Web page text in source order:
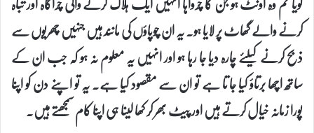
کرنے والے گھاٹ پر لایا ہو۔ یہ ان چوپاؤں کی مانند ہیں جنہیں چھریوں سے
ذبح کرنے کیلئے چارہ دیا جا رہا ہو اور انہیں یہ معلوم نہ ہو کہ جب ان کے
ساتھ اچھا برتاؤ کیا جا تا ہے تو ان سے مقصود کیا ہے۔ یہ تو اپنے دن کو اپنا
پورا زمانہ خیال کرتے ہیں اور پیٹ بھر کر کھا لینا ہی اپنا کام سمجھتے ہیں۔